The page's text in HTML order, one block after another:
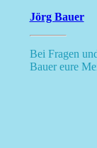
Jörg Bauer
Bei Fragen
Bauer eure